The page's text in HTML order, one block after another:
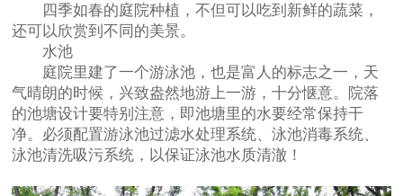
四季如春的庭院种植，不但可以吃到新鲜的蔬菜，
还可以欣赏到不同的美景。
水池
庭院里建了一个游泳池，也是富人的标志之一，天
气晴朗的时候，兴致盎然地游上一游，十分惬意。院落
的池塘设计要特别注意，即池塘里的水要经常保持干
净。必须配置游泳池过滤水处理系统、泳池消毒系统、
泳池清洗吸污系统，以保证泳池水质清澈！